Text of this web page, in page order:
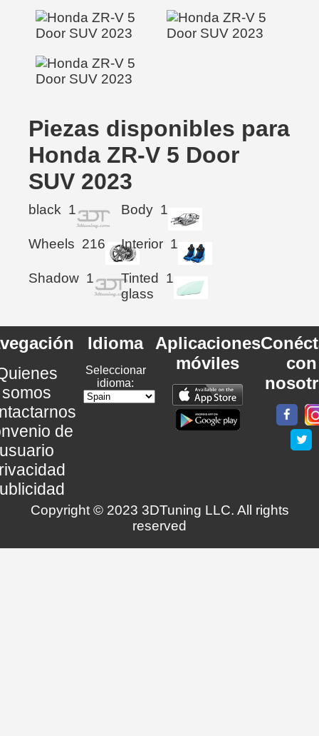
Piezas disponibles para
Honda ZR-V 5 Door
SUV 2023
black 1 Body 1
Wheels 216 Interior 1
Shadow 1
Tinted
glass
1
somos
de
Idioma
Seleccionar
idioma:
Aplicaciones
móviles
con
Copyright © 2023 3DTuning LLC. All rights
reserved